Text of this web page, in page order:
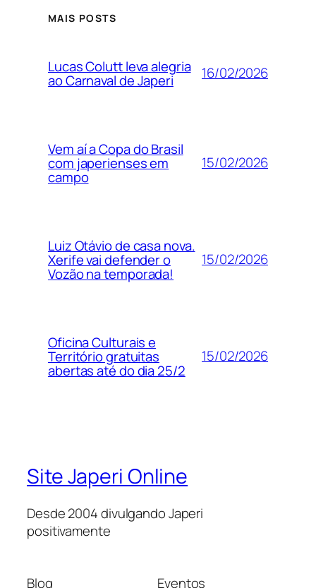
MAIS POSTS
Lucas Colutt leva alegria
ao Carnaval de Japeri 16/02/2026
Vem aí a Copa do Brasil
com japerienses em
campo
15/02/2026
Luiz Otávio de casa nova.
Xerife vai defender o
Vozão na temporada!
15/02/2026
Oficina Culturais e
Território gratuitas
abertas até do dia 25/2
15/02/2026
Site Japeri Online
Desde 2004 divulgando Japeri
positivamente
Blog Eventos